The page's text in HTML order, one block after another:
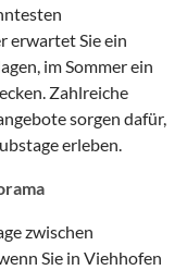
erwartet Sie ein
im Sommer ein
Zahlreiche
sorgen dafür,
erleben.
zwischen
Sie in Viehhofen